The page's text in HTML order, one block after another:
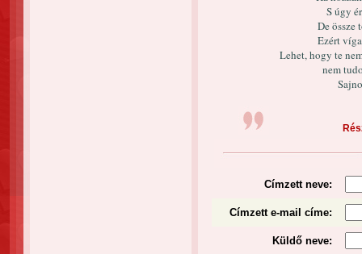
S úgy
De össze
Ezért
Lehet, hogy te
nem
Címzett neve:
Címzett e-mail címe:
Küldő neve: